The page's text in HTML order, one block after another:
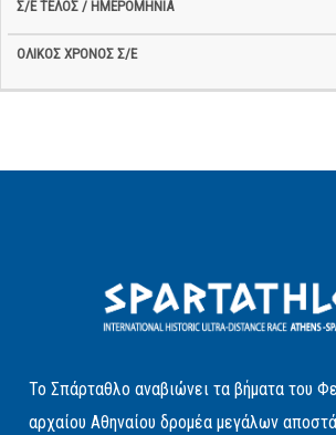
Το Σπάρταθλο αναβιώνει τα βήματα του
αρχαίου Αθηναίου δρομέα μεγάλων